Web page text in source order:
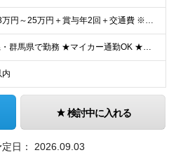
★月給23万円～25万円＋賞与年2回＋交通費 ※残業代全額支給 ※試用期間3ヶ月（期間中の待遇に差異はありません） ◎昇給毎年1回（6月） ◎賞与年2回
★千葉県・群馬県で勤務 ★マイカー通勤OK ★希望者は社員寮利用可 ＜千葉拠点＞ 千葉県千葉市中央区出洲港6-14 ＜群馬拠点＞ 群馬県高崎市大八木町912-10 └群馬拠点勤務の場合、入社3か月
内
検討中に入れる
日： 2026.09.03